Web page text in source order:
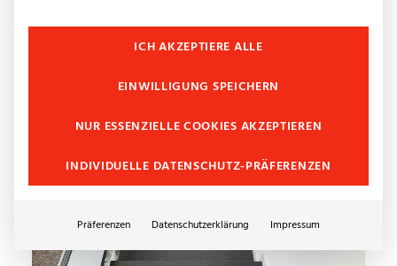
ICH AKZEPTIERE ALLE
EINWILLIGUNG SPEICHERN
NUR ESSENZIELLE COOKIES AKZEPTIEREN
INDIVIDUELLE DATENSCHUTZ-PRÄFERENZEN
Präferenzen Datenschutzerklärung Impressum